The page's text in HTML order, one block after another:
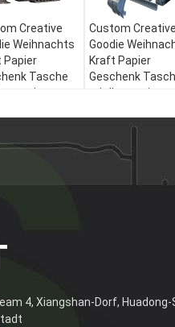
Creative
Weihnachts
Papier
Tasche
eigenen
Custom Creative
Goodie
Kraft Papier
Geschenk
mit Ihrem eigenen
Dekorationsparty
4, Xiangshan-Dorf,